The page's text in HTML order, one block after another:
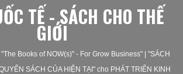
TẾ - SÁCH CHO THẾ
GIỚI
Books of NOW(s)" - For Grow Business" | "SÁCH
SÁCH CỦA HIỆN TẠI" cho PHÁT TRIỂN KINH